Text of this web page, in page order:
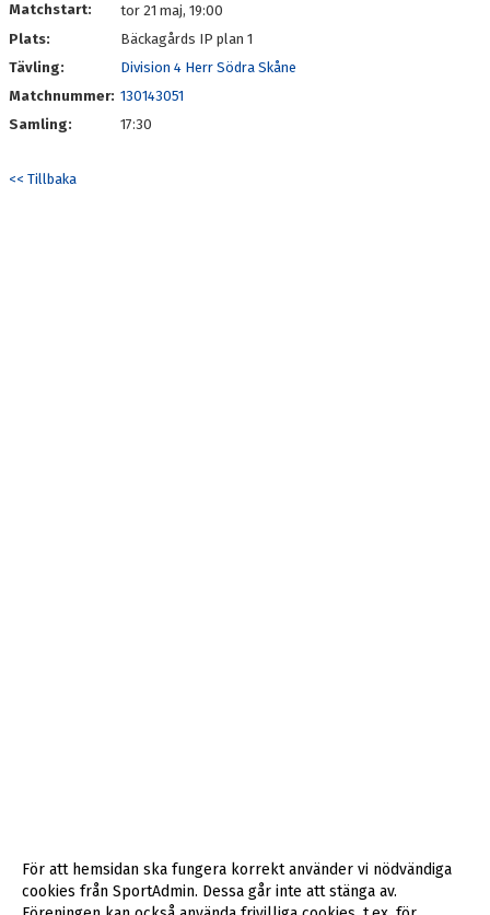
DOKUMENT
KONTAKT
Matchstart:
tor 21 maj, 19:00
Plats:
Bäckagårds IP plan 1
Tävling:
Division 4 Herr Södra Skåne
Matchnummer: 130143051
Samling:
17:30
<< Tillbaka
För att hemsidan ska fungera korrekt använder vi nödvändiga
cookies från SportAdmin. Dessa går inte att stänga av.